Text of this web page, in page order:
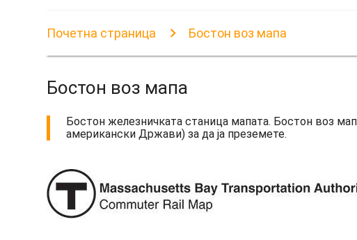
Почетна страница Бостон воз мапа
Бостон воз мапа
Бостон железничката станица мапата. Бостон воз
американски Држави) за да ја преземете.